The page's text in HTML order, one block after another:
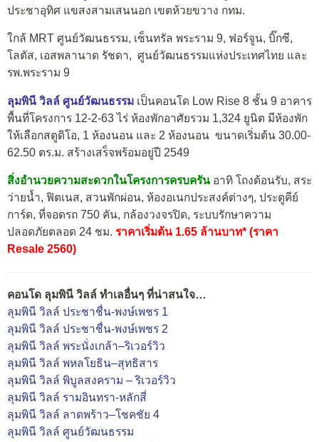
ประชาอุทิศ แขสงสามเสนนอก เขตห้วยขวาง กทม.
ใกล้ MRT ศูนย์วัฒนธรรม, เซ็นทรัล พระราม 9, ฟอร์จูน, บิ๊กซี,
โลตัส, เอสพลานาด รัชดา, ศูนย์วัฒนธรรมแห่งประเทศไทย และ
รพ.พระราม 9
ลุมพินี วิลล์ ศูนย์วัฒนธรรม เป็นคอนโด Low Rise 8 ชั้น 9 อาคาร
พื้นที่โครงการ 12-2-63 ไร่ ห้องพักอาศัยรวม 1,324 ยูนิต มีห้องพัก
ให้เลือกสตูดิโอ, 1 ห้องนอน และ 2 ห้องนอน ขนาดเริ่มต้น 30.00-
62.50 ตร.ม. สร้างเสร็จพร้อมอยู่ปี 2549
สิ่งอำนวยความสะดวกในโครงการครบครัน อาทิ โถงต้อนรับ, สระ
ว่ายน้ำ, ฟิตเนส, สวนพักผ่อน, ห้องอเนกประสงค์ต่างๆ, ประตูคีย์
การ์ด, ที่จอดรถ 750 คัน, กล้องวงจรปิด, ระบบรักษาความ
ปลอดภัยตลอด 24 ชม. ราคาเริ่มต้น 1.65 ล้านบาท* (ราคา
Resale 2560)
คอนโด ลุมพินี วิลล์ ทำเลอื่นๆ ที่น่าสนใจ…
ลุมพินี วิลล์ ประชาชื่น-พงษ์เพชร 1
ลุมพินี วิลล์ ประชาชื่น-พงษ์เพชร 2
ลุมพินี วิลล์ พระนั่งเกล้า–ริเวอร์วิว
ลุมพินี วิลล์ พหลโยธิน–สุทธิสาร
ลุมพินี วิลล์ พิบูลสงคราม – ริเวอร์วิว
ลุมพินี วิลล์ รามอินทรา-หลักสี่
ลุมพินี วิลล์ ลาดพร้าว–โชคชัย 4
ลุมพินี วิลล์ ศูนย์วัฒนธรรม